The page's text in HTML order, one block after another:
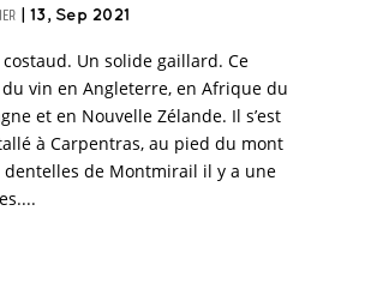
| 13, Sep 2021
costaud. Un solide gaillard. Ce
vin en Angleterre, en Afrique du
et en Nouvelle Zélande. Il s’est
à Carpentras, au pied du mont
dentelles de Montmirail il y a une